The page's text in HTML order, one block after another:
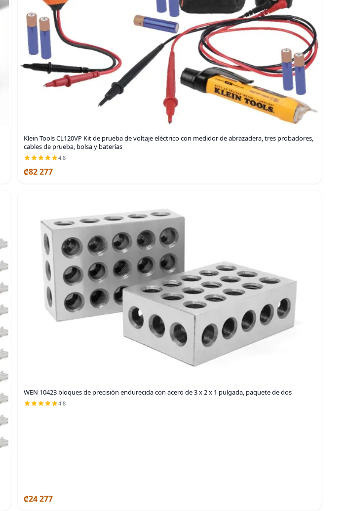
Klein Tools CL120VP Kit de prueba de voltaje eléctrico con medidor de abrazadera, tres probadores,
cables de prueba, bolsa y baterías
4.8
₡82 277
WEN 10423 bloques de precisión endurecida con acero de 3 x 2 x 1 pulgada, paquete de dos
4.8
₡24 277